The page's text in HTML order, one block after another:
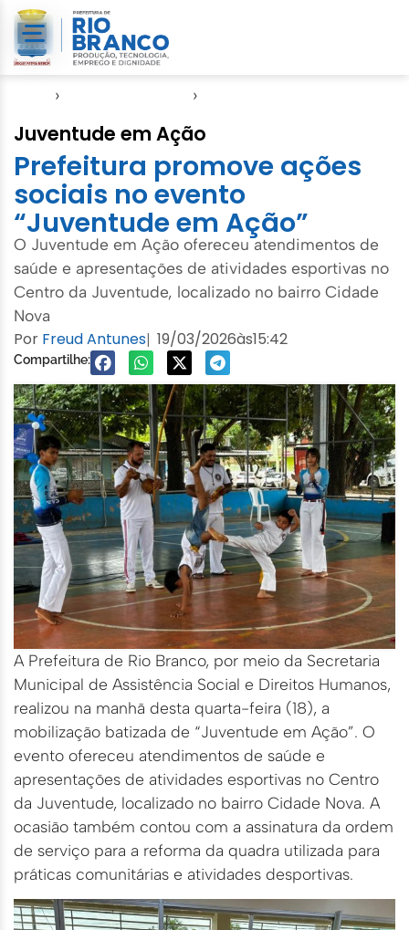
› ›
Juventude em Ação
Prefeitura promove ações
sociais no evento
“Juventude em Ação”
O Juventude em Ação ofereceu atendimentos de
saúde e apresentações de atividades esportivas no
Centro da Juventude, localizado no bairro Cidade
Nova
Por Freud Antunes| 19/03/2026às15:42
Compartilhe:
A Prefeitura de Rio Branco, por meio da Secretaria
Municipal de Assistência Social e Direitos Humanos,
realizou na manhã desta quarta-feira (18), a
mobilização batizada de “Juventude em Ação”. O
evento ofereceu atendimentos de saúde e
apresentações de atividades esportivas no Centro
da Juventude, localizado no bairro Cidade Nova. A
ocasião também contou com a assinatura da ordem
de serviço para a reforma da quadra utilizada para
práticas comunitárias e atividades desportivas.